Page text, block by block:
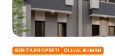
BERITA PROPERTI DIJUAL RUMAH